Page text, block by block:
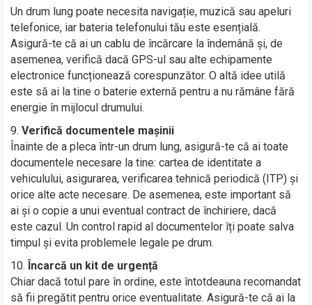
Un drum lung poate necesita navigație, muzică sau apeluri
telefonice, iar bateria telefonului tău este esențială.
Asigură-te că ai un cablu de încărcare la îndemână și, de
asemenea, verifică dacă GPS-ul sau alte echipamente
electronice funcționează corespunzător. O altă idee utilă
este să ai la tine o baterie externă pentru a nu rămâne fără
energie în mijlocul drumului.
Verifică documentele mașinii
Înainte de a pleca într-un drum lung, asigură-te că ai toate
documentele necesare la tine: cartea de identitate a
vehiculului, asigurarea, verificarea tehnică periodică (ITP) și
orice alte acte necesare. De asemenea, este important să
ai și o copie a unui eventual contract de închiriere, dacă
este cazul. Un control rapid al documentelor îți poate salva
timpul și evita problemele legale pe drum.
Încarcă un kit de urgență
Chiar dacă totul pare în ordine, este întotdeauna recomandat
să fii pregătit pentru orice eventualitate. Asigură-te că ai la